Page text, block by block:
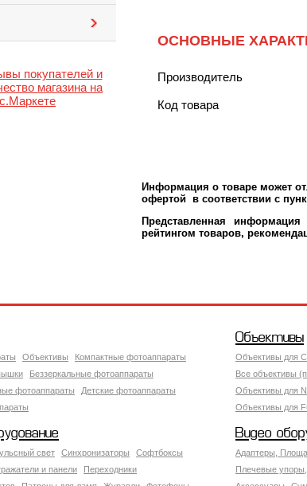
ОСНОВНЫЕ
Производитель
Код товара
Информация о товаре может
офертой в соответствии с
Представленная
рейтингом товаров,
Объективы
Компактные фотоаппараты
Беззеркальные фотоаппараты
фотоаппараты
Детские фотоаппараты
Объективы
Объективы для
Все объективы
Объективы для
Объективы для
свет Синхронизаторы
Софтбоксы
и панели
Переходники
Видео
Адаптеры,
Плечевые упоры,